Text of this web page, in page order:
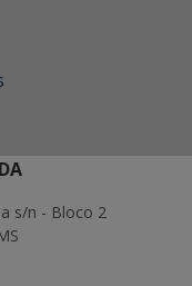
s/n - Bloco 2